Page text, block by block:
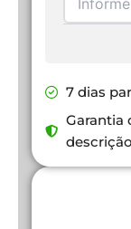
7 dias
Garantia